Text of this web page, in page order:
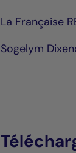
La Française
Sogelym